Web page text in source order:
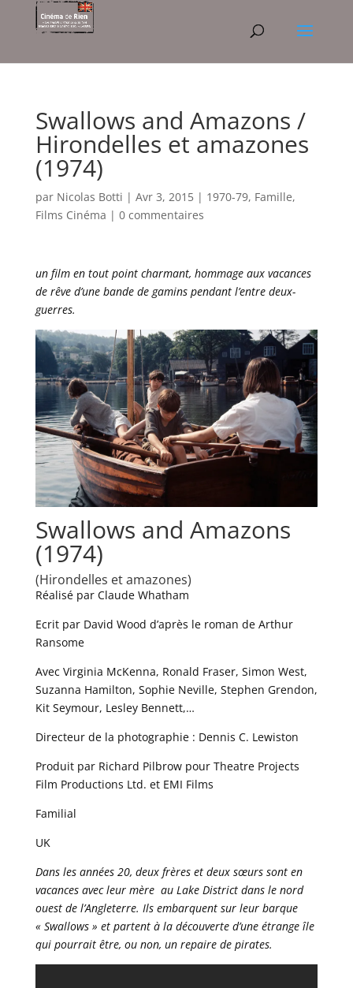
Swallows and Amazons /
Hirondelles et amazones
(1974)
par Nicolas Botti | Avr 3, 2015| 1970-79, Famille,
Films Cinéma | 0 commentaires
un film en tout point charmant, hommage aux vacances
de rêve d’une bande de gamins pendant l’entre deux-
guerres.
Swallows and Amazons
(1974)
(Hirondelles et amazones)
Réalisé par Claude Whatham
Ecrit par David Wood d’après le roman de Arthur
Ransome
Avec Virginia McKenna, Ronald Fraser, Simon West,
Suzanna Hamilton, Sophie Neville, Stephen Grendon,
Kit Seymour, Lesley Bennett,…
Directeur de la photographie : Dennis C. Lewiston
Produit par Richard Pilbrow pour Theatre Projects
Film Productions Ltd. et EMI Films
Familial
UK
Dans les années 20, deux frères et deux sœurs sont en
vacances avec leur mère au Lake District dans le nord
ouest de l’Angleterre. Ils embarquent sur leur barque
« Swallows » et partent à la découverte d’une étrange île
qui pourrait être, ou non, un repaire de pirates.